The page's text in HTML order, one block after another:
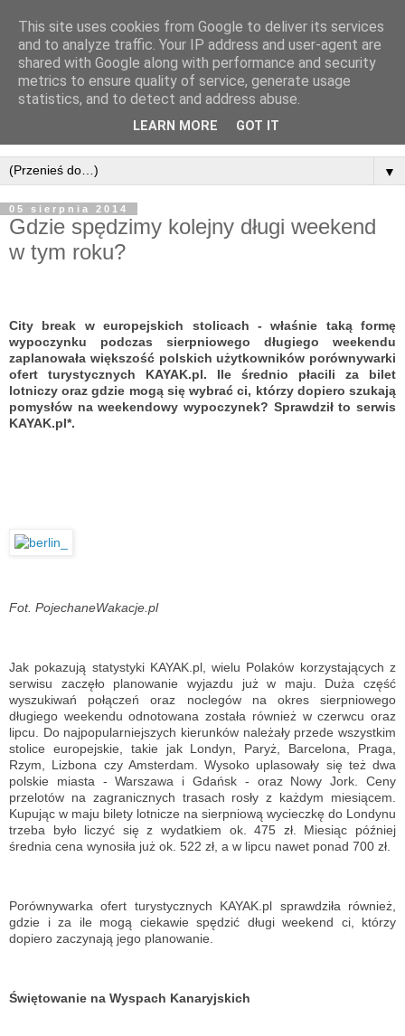
▼
05 sierpnia 2014
Gdzie spędzimy kolejny długi weekend
w tym roku?
City break w europejskich stolicach - właśnie taką formę
wypoczynku podczas sierpniowego długiego weekendu
zaplanowała większość polskich użytkowników porównywarki
ofert turystycznych KAYAK.pl. Ile średnio płacili za bilet
lotniczy oraz gdzie mogą się wybrać ci, którzy dopiero szukają
pomysłów na weekendowy wypoczynek? Sprawdził to serwis
KAYAK.pl*.
Fot. PojechaneWakacje.pl
Jak pokazują statystyki KAYAK.pl, wielu Polaków korzystających z
serwisu zaczęło planowanie wyjazdu już w maju. Duża część
wyszukiwań połączeń oraz noclegów na okres sierpniowego
długiego weekendu odnotowana została również w czerwcu oraz
lipcu. Do najpopularniejszych kierunków należały przede wszystkim
stolice europejskie, takie jak Londyn, Paryż, Barcelona, Praga,
Rzym, Lizbona czy Amsterdam. Wysoko uplasowały się też dwa
polskie miasta - Warszawa i Gdańsk - oraz Nowy Jork. Ceny
przelotów na zagranicznych trasach rosły z każdym miesiącem.
Kupując w maju bilety lotnicze na sierpniową wycieczkę do Londynu
trzeba było liczyć się z wydatkiem ok. 475 zł. Miesiąc później
średnia cena wynosiła już ok. 522 zł, a w lipcu nawet ponad 700 zł.
Porównywarka ofert turystycznych KAYAK.pl sprawdziła również,
gdzie i za ile mogą ciekawie spędzić długi weekend ci, którzy
dopiero zaczynają jego planowanie.
Świętowanie na Wyspach Kanaryjskich
This site uses cookies from Google to deliver its services
and to analyze traffic. Your IP address and user-agent are
shared with Google along with performance and security
metrics to ensure quality of service, generate usage
statistics, and to detect and address abuse.
LEARN MORE GOT IT